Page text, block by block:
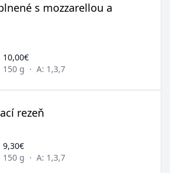
s mozzarellou a
10,00€
150 g · A: 1,3,7
rezeň
9,30€
150 g · A: 1,3,7